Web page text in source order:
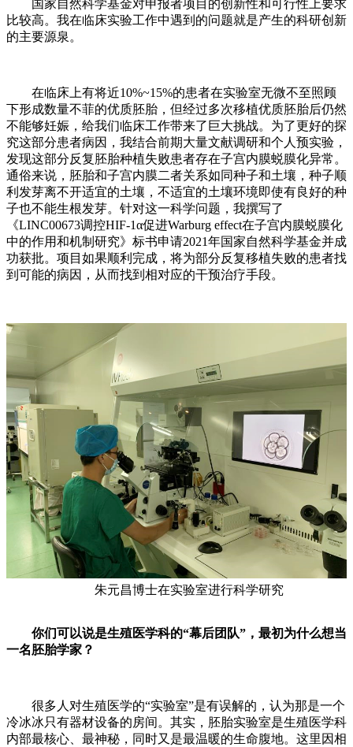
国家自然科学基金对申报者项目的创新性和可行性上要求
比较高。我在临床实验工作中遇到的问题就是产生的科研创新
的主要源泉。
在临床上有将近10%~15%的患者在实验室无微不至照顾
下形成数量不菲的优质胚胎，但经过多次移植优质胚胎后仍然
不能够妊娠，给我们临床工作带来了巨大挑战。为了更好的探
究这部分患者病因，我结合前期大量文献调研和个人预实验，
发现这部分反复胚胎种植失败患者存在子宫内膜蜕膜化异常。
通俗来说，胚胎和子宫内膜二者关系如同种子和土壤，种子顺
利发芽离不开适宜的土壤，不适宜的土壤环境即使有良好的种
子也不能生根发芽。针对这一科学问题，我撰写了
《LINC00673调控HIF-1α促进Warburg effect在子宫内膜蜕膜化
中的作用和机制研究》标书申请2021年国家自然科学基金并成
功获批。项目如果顺利完成，将为部分反复移植失败的患者找
到可能的病因，从而找到相对应的干预治疗手段。
朱元昌博士在实验室进行科学研究
你们可以说是生殖医学科的“幕后团队”，最初为什么想当
一名胚胎学家？
很多人对生殖医学的“实验室”是有误解的，认为那是一个
冷冰冰只有器材设备的房间。其实，胚胎实验室是生殖医学科
内部最核心、最神秘，同时又是最温暖的生命腹地。这里因相